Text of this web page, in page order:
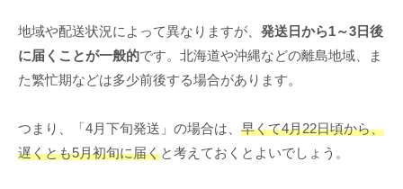
地域や配送状況によって異なりますが、 発送日から1～3日後
に届くことが一般的です。北海道や沖縄などの離島地域、ま
た繁忙期などは多少前後する場合があります。
つまり、「4月下旬発送」の場合は、 早くて4月22日頃から、
遅くとも5月初旬に届くと考えておくとよいでしょう。